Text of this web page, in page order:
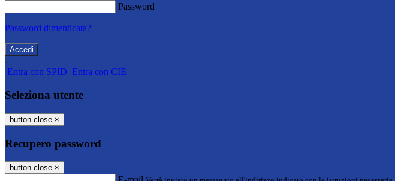
Password
Password dimenticata?
-
Entra con SPID Entra con CIE
Seleziona utente
button close ×
Recupero password
button close ×